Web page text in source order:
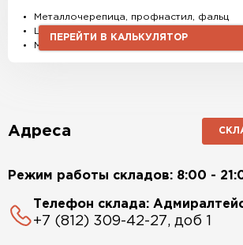
Металлочерепица, профнастил, фальц
Штакетник, водостоки и софиты
Материалы и комплектующие
ПЕРЕЙТИ В КАЛЬКУЛЯТОР
Адреса
Режим работы складов: 8:00 -
Телефон склада:
+7 (812) 309-42-27, доб 1